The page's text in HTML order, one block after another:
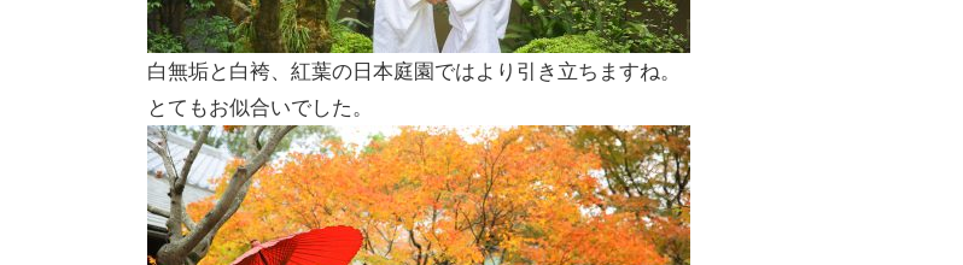
白無垢と白袴、紅葉の日本庭園ではより引き立ちますね。
とてもお似合いでした。